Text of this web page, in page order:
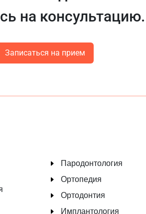
на консультацию.
Записаться на прием
Пародонтология
Ортопедия
Ортодонтия
Имплантология